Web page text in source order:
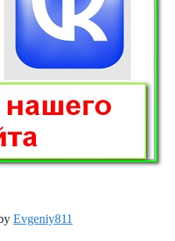
Evgeniy811